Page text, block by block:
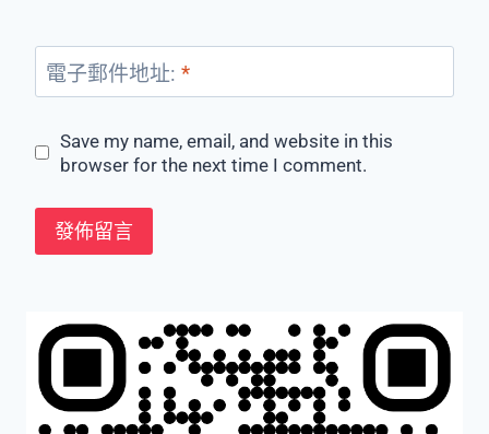
電子郵件地址: *
Save my name, email, and website in this
browser for the next time I comment.